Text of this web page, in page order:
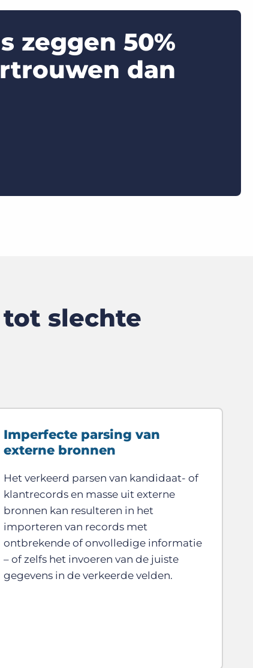
zeggen 50%
dan
slechte
Imperfecte parsing van
externe bronnen
Het verkeerd parsen van kandidaat- of
klantrecords en masse uit externe
bronnen kan resulteren in het
importeren van records met
ontbrekende of onvolledige informatie
– of zelfs het invoeren van de juiste
gegevens in de verkeerde velden.